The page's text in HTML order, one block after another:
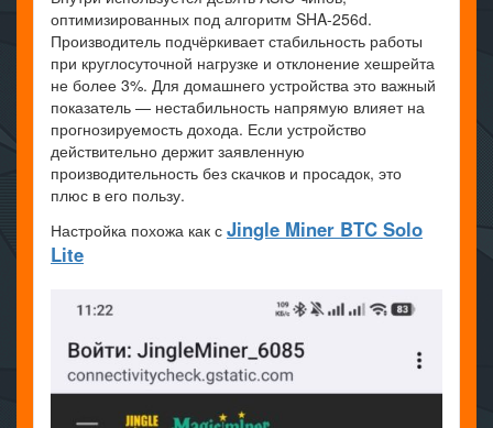
оптимизированных под алгоритм SHA-256d.
Производитель подчёркивает стабильность работы
при круглосуточной нагрузке и отклонение хешрейта
не более 3%. Для домашнего устройства это важный
показатель — нестабильность напрямую влияет на
прогнозируемость дохода. Если устройство
действительно держит заявленную
производительность без скачков и просадок, это
плюс в его пользу.
Настройка похожа как с Jingle Miner BTC Solo
Lite